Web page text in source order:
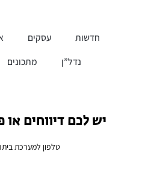
חדשות עסקים
נדל”ן
מתכונים
יש לכם דיווחים או
טלפון למערכת ביתר 24